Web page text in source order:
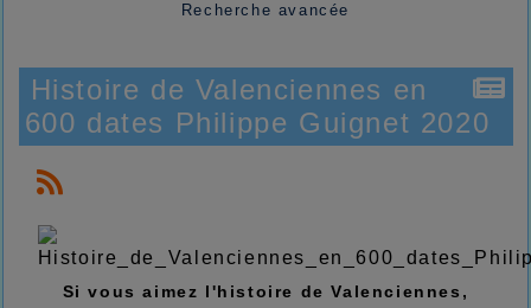
Recherche avancée
Histoire de Valenciennes en
600 dates Philippe Guignet 2020
Si vous aimez l'histoire de Valenciennes,